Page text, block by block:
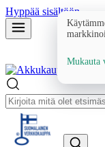
Hyppää sisältöön
Mukauta